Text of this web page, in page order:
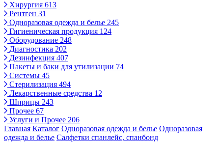
Хирургия 613
Рентген 31
Одноразовая одежда и белье 245
Гигиеническая продукция 124
Оборудование 248
Диагностика 202
Дезинфекция 407
Пакеты и баки для утилизации 74
Системы 45
Стерилизация 494
Лекарственные средства 12
Шприцы 243
Прочее 67
Услуги и Прочее 206
Главная Каталог Одноразовая одежда и белье Одноразовая
одежда и белье Салфетки спанлейс, спанбонд